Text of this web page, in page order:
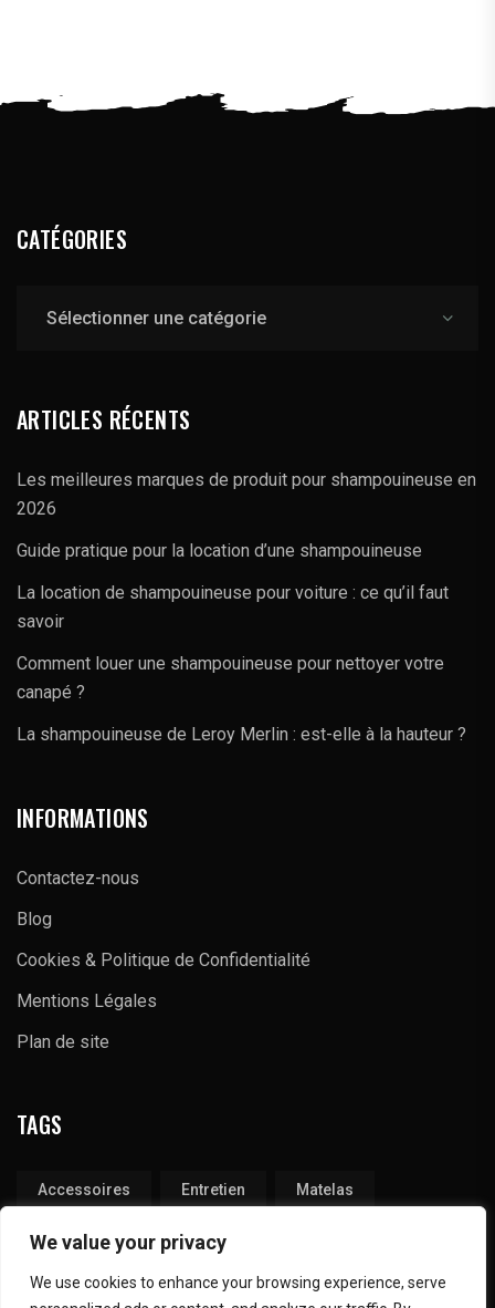
We value your privacy
We use cookies to enhance your browsing experience, serve
CATÉGORIES
ARTICLES RÉCENTS
Les meilleures marques de produit pour shampouineuse en
2026
Guide pratique pour la location d’une shampouineuse
La location de shampouineuse pour voiture : ce qu’il faut
savoir
Comment louer une shampouineuse pour nettoyer votre
canapé ?
La shampouineuse de Leroy Merlin : est-elle à la hauteur ?
INFORMATIONS
Contactez-nous
Blog
Cookies & Politique de Confidentialité
Mentions Légales
Plan de site
TAGS
Accessoires Entretien Matelas
Produits Tapis